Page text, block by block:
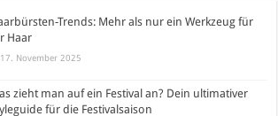
Trends: Mehr als nur ein Werkzeug für
Haar
17. November 2025
zieht man auf ein Festival an? Dein ultimativer
für die Festivalsaison